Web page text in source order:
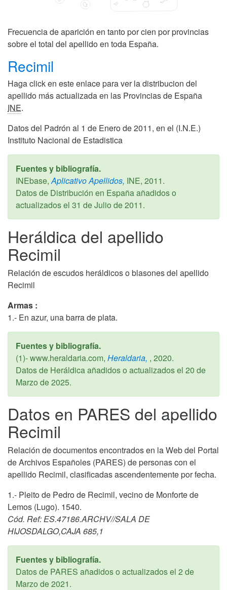
Frecuencia de aparición en tanto por cien por provincias
sobre el total del apellido en toda España.
Recimil
Haga click en este enlace para ver la distribucion del
apellido más actualizada en las Provincias de España
INE.
Datos del Padrón al 1 de Enero de 2011, en el (I.N.E.)
Instituto Nacional de Estadistica
Fuentes y bibliografía.
INEbase, Aplicativo Apellidos, INE, 2011.
Datos de Distribución en España añadidos o
actualizados el 31 de Julio de 2011.
Heráldica del apellido
Recimil
Relación de escudos heráldicos o blasones del apellido
Recimil
Armas :
1.- En azur, una barra de plata.
Fuentes y bibliografía.
(1)- www.heraldaria.com, Heraldaria, , 2020.
Datos de Heráldica añadidos o actualizados el 20 de
Marzo de 2025.
Datos en PARES del apellido
Recimil
Relación de documentos encontrados en la Web del Portal
de Archivos Españoles (PARES) de personas con el
apellido Recimil, clasificadas ascendentemente por fecha.
1.- Pleito de Pedro de Recimil, vecino de Monforte de
Lemos (Lugo). 1540.
Cód. Ref: ES.47186.ARCHV//SALA DE
HIJOSDALGO,CAJA 685,1
Fuentes y bibliografía.
Datos de PARES añadidos o actualizados el 2 de
Marzo de 2021.